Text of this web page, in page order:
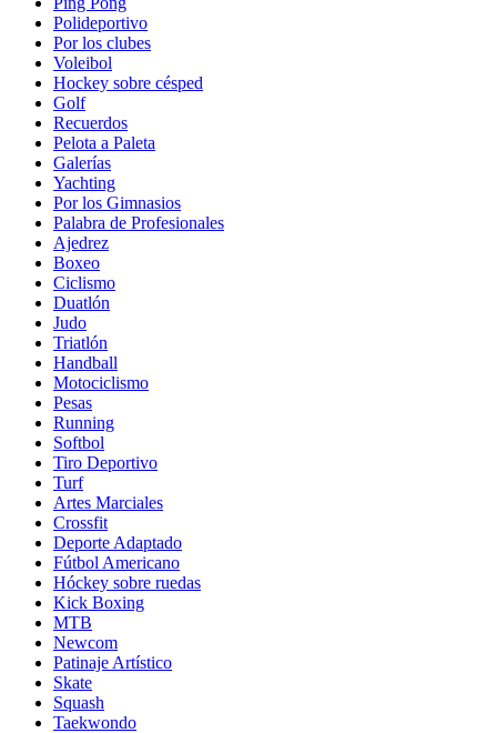
Polideportivo
Por los clubes
Voleibol
Hockey sobre césped
Golf
Recuerdos
Pelota a Paleta
Galerías
Yachting
Por los Gimnasios
Palabra de Profesionales
Ajedrez
Boxeo
Ciclismo
Duatlón
Judo
Triatlón
Handball
Motociclismo
Pesas
Running
Softbol
Tiro Deportivo
Turf
Artes Marciales
Crossfit
Deporte Adaptado
Fútbol Americano
Hóckey sobre ruedas
Kick Boxing
MTB
Newcom
Patinaje Artístico
Skate
Squash
Taekwondo